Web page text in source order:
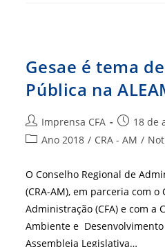
Gesae é tema
Pública na
Autor
do
Imprensa CFA
Post18 de
Categoria
post:
Ano 2018 / CRA - AM /
O Conselho Regional de
(CRA-AM), em parceria com
Administração (CFA) e com a
Ambiente e Desenvolvimento
Assembleia Legislativa…